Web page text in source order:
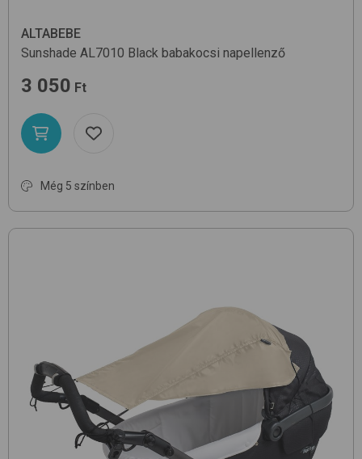
ALTABEBE
Sunshade AL7010 Black babakocsi napellenző
3 050 Ft
Még 5 színben